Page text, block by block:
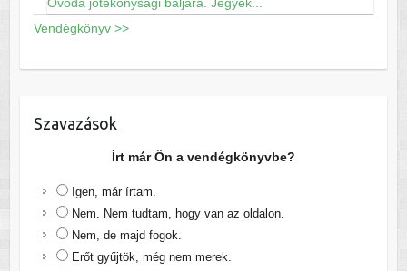
Óvoda jótékonysági báljára. Jegyek...
Vendégkönyv >>
Szavazások
Írt már Ön a vendégkönyvbe?
Igen, már írtam.
Nem. Nem tudtam, hogy van az oldalon.
Nem, de majd fogok.
Erőt gyűjtök, még nem merek.